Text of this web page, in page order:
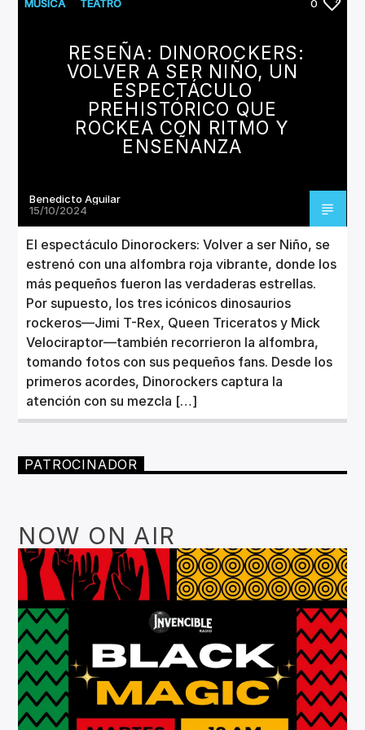
ARTISTA
MUSICA TEATRO 0
RESEÑA: DINOROCKERS:
VOLVER A SER NIÑO, UN
ESPECTÁCULO
PREHISTÓRICO QUE
ROCKEA CON RITMO Y
ENSEÑANZA
Benedicto Aguilar
15/10/2024
El espectáculo Dinorockers: Volver a ser Niño, se
estrenó con una alfombra roja vibrante, donde los
más pequeños fueron las verdaderas estrellas.
Por supuesto, los tres icónicos dinosaurios
rockeros—Jimi T-Rex, Queen Triceratos y Mick
Velociraptor—también recorrieron la alfombra,
tomando fotos con sus pequeños fans. Desde los
primeros acordes, Dinorockers captura la
atención con su mezcla […]
PATROCINADOR
NOW ON AIR